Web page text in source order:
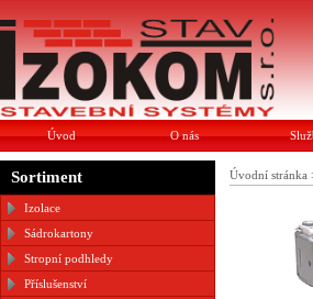
Úvod O nás
Sortiment
Izolace
Sádrokartony
Stropní podhledy
Příslušenství
Úvodní stránka